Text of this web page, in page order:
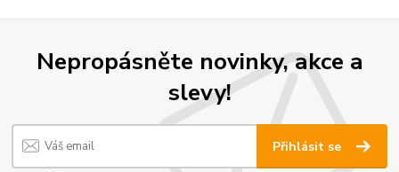
Nepropásněte novinky, akce a
slevy!
Přihlásit se